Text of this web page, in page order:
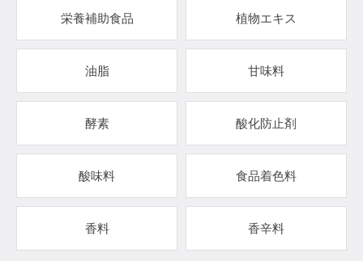
栄養補助食品 植物エキス
油脂 甘味料
酵素 酸化防止剤
酸味料 食品着色料
香料 香辛料